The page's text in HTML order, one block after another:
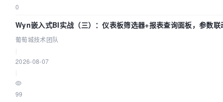
0
Wyn嵌入式BI实战（三）：仪表板筛选器+报表查询面板，参数联
葡萄城技术团队
2026-08-07
99